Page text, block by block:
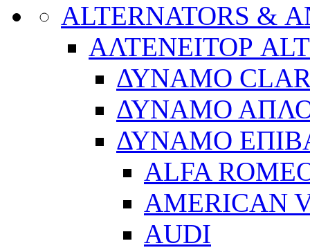
ALTERNATORS &
ΑΛΤΕΝΕΙΤΟΡ
ΔΥΝΑΜΟ
ΔΥΝΑΜΟ
ΔΥΝΑΜΟ
ALFA
AMERICAN
AUDI